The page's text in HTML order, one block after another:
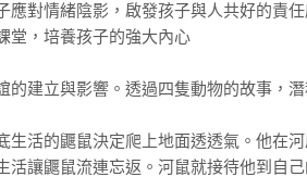
應對情緒陰影，啟發孩子與人共好的責
堂，培養孩子的強大內心
的建立與影響。透過四隻動物的故事，
生活的鼴鼠決定爬上地面透透氣。他在
活讓鼴鼠流連忘返。河鼠就接待他到自